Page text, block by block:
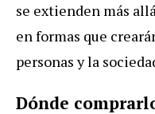
se extienden más
en formas que
personas y la
Dónde